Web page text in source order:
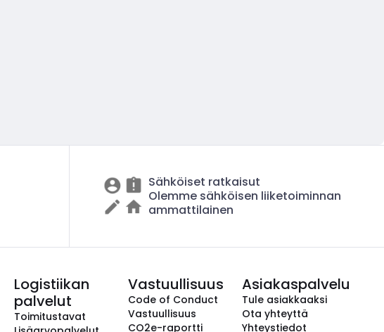
Sähköiset ratkaisut
Olemme sähköisen liiketoiminnan
ammattilainen
Logistiikan
palvelut
Toimitustavat
Vastuullisuus
Code of Conduct
Vastuullisuus
CO2e-raportti
Asiakaspalvelu
Tule asiakkaaksi
Ota yhteyttä
Yhteystiedot